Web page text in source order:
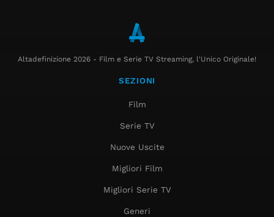
Altadefinizione 2026 - Film e Serie TV Streaming, l'Unico Originale!
SEZIONI
Film
Serie TV
Nuove Uscite
Migliori Film
Migliori Serie TV
Generi